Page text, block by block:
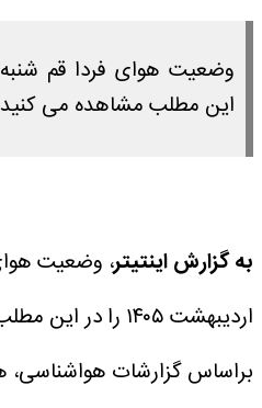
این مطلب مشاهده می
به گزارش اینتیتر
اردیبهشت ۱۴۰۵ را در این مطلب مشاهده می کنید.
براساس گزارشات هواشناسی،